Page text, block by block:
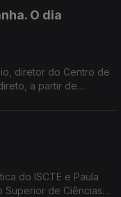
O dia
diretor do Centro de
a partir de
do ISCTE e Paula
Superior de Ciências